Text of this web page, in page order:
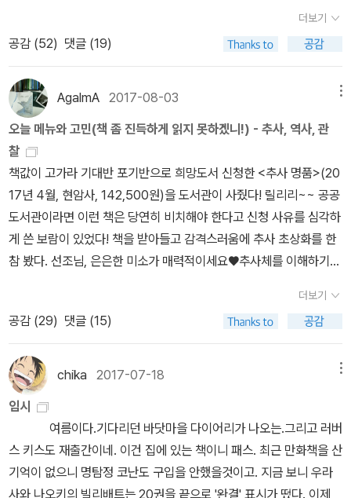
자는 이 과정에서 피해자 중심주의가 모든 것을 피해의 문제로 돌리
기 위해 동원된 것은 아닌지 성찰할 필요가 있음을 역설한다. 이어서
이춘식은 「우리들의 일그러진 여왕」을 통해 대중이 페미니스트 이자
혜를 일종의 굿즈로 소비했다고 비판한다. 특히 이자혜의 자리에 피
해자를 채워 넣은 것은 그들을 자신들이 의지할 수 있는 일종의 토템
으로 만드는 게 아니었는지 되묻는다. 필자는 “결국 피해자들은 우리
의 고정된 어휘가 되었다. 그렇기에 우리 모두는 피해자에 맞추어 자
신을 채우고 자르게 된 것(246쪽)”이라고 지적하면서, 피해자의 자
리에 머무는 것만이 연대의 증거가 될 수는 없다고 강조한다. 욕하고
편들거나 편들고 욕하는 데 머무르지 않는 윤리를 찾아서 이렇게 분
석적인 글과 함께, 사태 앞에서 망설이고 고민하며 쓰인 글들도 있다.
퀴어/시각문화 칼럼니스트 이연숙은 「아직 제목을 정하지 못했습니
다」에서 설령 이자혜 작가가 정말로 ‘가해자’라 하더라도 <미지의 세
자가 우리가 기대하는 것만큼 도덕적으로 고결하거나 정치적으로 올
바른 사람이 아닐 수 있다(113쪽)”고 해도, “뭔가를 창작할 수 있는
권리, 그리고 그러한 인간에게서 창작된 작품 자체가 어떤 이유로도
폐기되지 않을 권리(113쪽)”는 보장되어야 한다. 피해자의 발언이 사
실임을 강조하면서 ‘범죄 사실의 기록’이 폐기되어야 한다고 주장한
다면, 이는 더욱더 문제다. 그럼으로써 피해자의 말이 사실이어야 함
을 강조하게 되고, 혹시나 피해자의 위치를 법적으로 증명하지 못할
때에는 당사자의 삶 전체가 의심받고 위태로워지기 때문이다. 여기서
러진 여왕」이 가장 진정성이 느껴진다. 이춘식은 L 작가가 피해자 A
의 성폭행 사주·방조한 일을 희화한 작품으로 논란되고 있는 「포도주
련 없음을 증명해 보이려 하지만 작가를 지지하는 방어 이상으로는
보이지 않는다. 사건과 연관성이 짙은 「포도주와 포타주의 식사」는 A
의 사건이 일어난 즈음에 그려졌다는 게 더 의심스럽기 때문이다. L
작가가 A가 강간 당한 것은 몰랐다고 하더라도 A-B의 섹스 상황을
알고 있었고 조롱과 복수의 의도인지는 본인만 알겠지만 정황과 1%
의 연관성도 없다고 보기는 어렵다. 많은 사람들의 추정이 답정너 빙
의 상태일 수도 있고 아닐 수도 있겠다. 사람들의 분노는 터부를 다루
는 창작의 자유를 간과해서가 아니다. L 작가가 현실을 비틀어 가져
오는 방식, 인물을 다루는 방식이 그가 내세운 '일반 시민으로서의 윤
건처럼 문제로까지 드러나고 있기 때문이다. 작가와 작품을 혼동하지
말라고 지적하기엔 그가 내보인 게 너무 많다. 「이 여자들을 보라」에
서 양효실은 비르지니 데팡트의 강간 이론을 가져와 “강간을 무릅쓸
권리”를 마치 피해자 A가 들으라는 듯이 말하고 있는데 핀트가 어긋
나도 한참 어긋난 글이다. L 작가를 내치는 것은 문화계의 자본주의
적 계산법이라고 말하는(p25) 것도 단순한 독법 아닌지. 나도 한국의
윤리의식, 도덕적 가치관에 답답함을 느끼지만 이 사건에서 L 작가의
창작 문을 닫은 건 고발자 A나 계약을 거부한 업체나 페미니즘의 숙
청, 여론이 아니라 작품 안팎에서 그가 행한 위악이다. 문제의 발단이
피의자에게도 ’인권’이라는 게 있다는 걸 인정해주는 게 근대법체계
다.가장 우려되는 것은 <더러운 잠> 사태에서부터 계속 반복되는, 복
잡하고 다층적 층위의 문맥을 가진 예술에 대한 값싼 단선적 판단과
섣부른 탄압, 분서갱유식의 작품훼손 및 삭제, 매장을 통해 결국 전쟁
준비-군사동맹에 걸림돌이 되는 위안부할머니들을 헐값에 못팔아먹
어 안달난 반동적 극우보수와 구조적 강간지속범들을 구출하는 데나
적극 이용당하고마는 근시안의 (조개(줍기)페미) 친박 가모장주의 파
시즘적 사고유형이다. 당시 이들이 올랭피아까지 끌어들이며 한 일이
라곤 단지 자신들이 춘화와 예술을 구별할 능력조차 전혀 없음을, 그
리고 무엇보다 완전한 정치적 무능력을 자기증명한 것 뿐이다.아무리
좋게 봐주려 해도 문혁시절의 중학생 홍위병들 이상이 떠오르지 않는
이것들이 ’페미 문혁’으로서의 광기는 아니었는지 성찰해보기 바란
다.또한 자신이 ’미러링’이라는 미명 하에 원시적 광기의 그럴싸한 합
리화가 모든 혐오를 대량생산함으로써 오히려 여혐을 전 사회에 폭발
해 보라!대면한 두 개의 거울(상)은 언제까지나 무한히 반복확장하며
서로를 통해 자기를 맞비출 뿐이며, 미러링과 한남충론 같은 저질 페
미니즘은 한국적 파시즘의 강력한 맹아인 일베에 가장 파괴력 높은
최고 연비와 순도의 양분을 공급하는 모태이자 젖줄이며 전 사회에
걸쳐 평범한 남성대중들을 일베화해 파시즘이라는 괴물을 출산해내
는 생모가 될 것이다.(이 글을 읽고나서도 오히려 혼란에 빠지거나 또
는 쏠닛의 최신간 속 문평 단편 등을 읽고 다시 복고되는 분들이 계시
차 피해를 줄이기 위해, 혹 모두가 순결하고 정의로운 입장을 유지하
기 위해 이자혜가 닿아있는 모든 부분에서 그를 제거하여 삭제해버렸
다는 점이다. '소비자본주의는 이제 '유저' 혹은 '독자', 더 정확히 말하
자면 '소비자'라는 이름표를 달고 있었다. 도덕적인 행위는 이제 윤리
적인 소비자가 문제시된 생산물, 혹은 생산자를 시장에서 축출함으로
써 실현된다. 성폭력 사건에 연루된 소설가, 시인의 작품을 삭제하라
는 요구들, 성폭력 가해자로 지목된 인물을 시장에서 쫓아내라는 요
구들은 그 작품 내지 사람의 존재만으로도 피해자에게 2차 가해가 된
다는 식으로 개념을 과도하게 적용하는 것일 뿐만 아니라, 윤리의 이
름을 내건 집단적 알리바이 만들기에 가깝다. - p.44 페미니즘이 해
시태그를 만났을 때' 공공연히 알려진 유명인에 의한 폭력/피해 사건
의 피해자들이 이를 알리면서 원하는 것이 사과와 보상 그리고 유명
에 발빠르게 부합한 점으로 보인다. 부정을 저지른 자의 창작 또는 공
수많은 '청산'들은 시대의 과제이고, 우리는 그토록 빛이 어둠을 이기
고 진실이 거짓을 이기는 사회가 되길 바라왔다. 자신의 욕망과 이기
로 타인을 상처입히고 손해보게 하는 사람들이 여전히 그의 죄과와
별개로 구분되는 창작/사회/경제 활동으로 인해 대중의 지지를 얻
고 이익을 보며 지내고 있다면 그러한 세상을 받아들일 수 있을 것인
가에 대한 의문이 생기는 지점이었다. 사건을 바라보는 개인적 관
내년을 기다려라! (이봐, 이렇게 당당히 말해도 되는 거야;;;)
[자기계발/경제] <우아한 관찰주의자> 단 한 권 완독이지만;
좋았다. 테일러 피어슨 <직업의 종말>은 경제서인데 나는 자기계발
서로 분류. [시] 1위는 처음 생각했던 대로 변함없이 심보선 <
오늘은 잘 모르겠어> 이렇게 말하는 사람이 대체로 일등 먹지요...
[소설] 1위는 역시 도스토예프스키! <악령>이
가장 기억에 남는다. 5대 장편 소설 읽기 마무리 못했지만 계속 읽고
있는 중. 내년 초 마무리 지을 예정. <전쟁과 평화> 난 왜 이리 재미가
없지.... 초반 장벽 있는 책 같음. 톨스토이 읽다가 도선생에게 가면 바
로 재미 만끽~ [에세이]언제 읽어도
이 분야 1위는 페르난두 페소아 <불안의 책>이 될 것임. 몽테뉴를 빨
리 읽어야 하는데.... [예술 & 동화 & 그패픽 노블] 1위는
강석경 <일하는 예술가들>. 열화당이 재판 내길 촉구함! 한국 예술가
와의 깊이 있는 인터뷰! * 종합 읽고 있는 중인 70
내년엔 좀 더 묵직한 책 읽기를 해야겠다고 반성. 완독이 안 되고 있는
책이 거의 그런 책;;;;
더보기
공감 (52) 댓글 (19)
AgalmA 2017-08-03
오늘 메뉴와 고민(책 좀 진득하게 읽지 못하겠니!) - 추사, 역사, 관
찰
책값이 고가라 기대반 포기반으로 희망도서 신청한 <추사 명품>(20
17년 4월, 현암사, 142,500원)을 도서관이 사줬다! 릴리리~~ 공공
도서관이라면 이런 책은 당연히 비치해야 한다고 신청 사유를 심각하
게 쓴 보람이 있었다! 책을 받아들고 감격스러움에 추사 초상화를 한
참 봤다. 선조님, 은은한 미소가 매력적이세요♥추사체를 이해하기
로 할 듯~추사 전후 시대 상황이나 인물들 이야기도 읽게 되는데 효
종에게 소현세자빈 강 씨의 억울함을 풀어줄 것을 상소한 김홍욱(16
02~1654)이 인상적이었다. 그는 효종의 왕위 보전에 누가 되는 말
을 올린 죄로 고문 받다가 장살 당한다. 그가 죽기 전 한 말 ˝언론을 가
지고 살인해 망하지 않은 나라가 있었는가?˝는 지금 현실에서도 생생
히 살아 있다.책이 크고 무거워서 더위도 식힐 겸 자유열람실에서 책
좀 보려니 여기저기서 전화가;;; 한 곳에선 아예 도서관까지 찾아와 일
을 주고 갔다-_-) ˝낼 아침까지 넘길 건 넘겨줘요~˝ (-˝-)....추사의
풍윤중후(豊潤重厚:살지고 기름지며 묵직하고 두터움, 20대 후반
더보기
공감 (29) 댓글 (15)
chika 2017-07-18
임시
여름이다.기다리던 바닷마을 다이어리가 나오는.그리고 러버
스 키스도 재출간이네. 이건 집에 있는 책이니 패스. 최근 만화책을 산
기억이 없으니 명탐정 코난도 구입을 안했을것이고. 지금 보니 우라
사와 나오키의 빌리배트는 20권을 끝으로 '완결' 표시가 떴다. 이제